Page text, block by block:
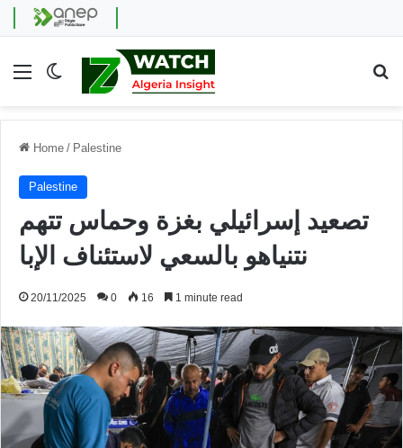
Menu Switch skin
Home / Palestine
Palestine
تصعيد إسرائيلي بغزة وحماس تتهم
نتنياهو بالسعي لاستئناف الإبا
20/11/2025 0 16 1 minute read